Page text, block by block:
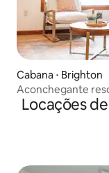
Cabana ⋅ Brighton
Aconchegante
Locações